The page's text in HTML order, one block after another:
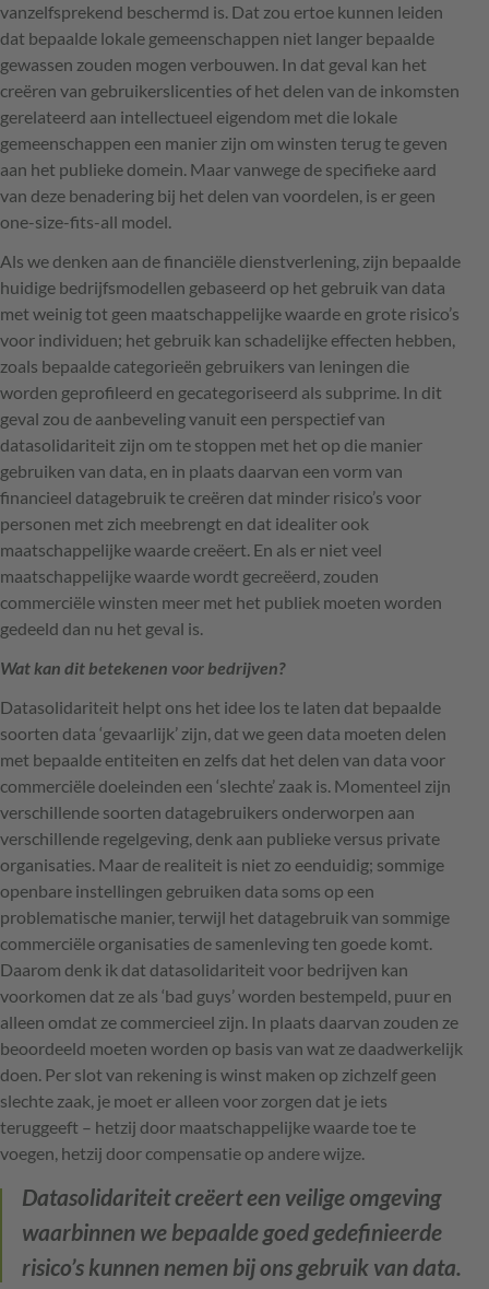
vanzelfsprekend beschermd is. Dat zou ertoe kunnen leiden
dat bepaalde lokale gemeenschappen niet langer bepaalde
gewassen zouden mogen verbouwen. In dat geval kan het
creëren van gebruikerslicenties of het delen van de inkomsten
gerelateerd aan intellectueel eigendom met die lokale
gemeenschappen een manier zijn om winsten terug te geven
aan het publieke domein. Maar vanwege de specifieke aard
van deze benadering bij het delen van voordelen, is er geen
one-size-fits-all model.
Als we denken aan de financiële dienstverlening, zijn bepaalde
huidige bedrijfsmodellen gebaseerd op het gebruik van data
met weinig tot geen maatschappelijke waarde en grote risico’s
voor individuen; het gebruik kan schadelijke effecten hebben,
zoals bepaalde categorieën gebruikers van leningen die
worden geprofileerd en gecategoriseerd als subprime. In dit
geval zou de aanbeveling vanuit een perspectief van
datasolidariteit zijn om te stoppen met het op die manier
gebruiken van data, en in plaats daarvan een vorm van
financieel datagebruik te creëren dat minder risico’s voor
personen met zich meebrengt en dat idealiter ook
maatschappelijke waarde creëert. En als er niet veel
maatschappelijke waarde wordt gecreëerd, zouden
commerciële winsten meer met het publiek moeten worden
gedeeld dan nu het geval is.
Wat kan dit betekenen voor bedrijven?
Datasolidariteit helpt ons het idee los te laten dat bepaalde
soorten data ‘gevaarlijk’ zijn, dat we geen data moeten delen
met bepaalde entiteiten en zelfs dat het delen van data voor
commerciële doeleinden een ‘slechte’ zaak is. Momenteel zijn
verschillende soorten datagebruikers onderworpen aan
verschillende regelgeving, denk aan publieke versus private
organisaties. Maar de realiteit is niet zo eenduidig; sommige
openbare instellingen gebruiken data soms op een
problematische manier, terwijl het datagebruik van sommige
commerciële organisaties de samenleving ten goede komt.
Daarom denk ik dat datasolidariteit voor bedrijven kan
voorkomen dat ze als ‘bad guys’ worden bestempeld, puur en
alleen omdat ze commercieel zijn. In plaats daarvan zouden ze
beoordeeld moeten worden op basis van wat ze daadwerkelijk
doen. Per slot van rekening is winst maken op zichzelf geen
slechte zaak, je moet er alleen voor zorgen dat je iets
teruggeeft – hetzij door maatschappelijke waarde toe te
voegen, hetzij door compensatie op andere wijze.
Datasolidariteit creëert een veilige omgeving
waarbinnen we bepaalde goed gedefinieerde
risico’s kunnen nemen bij ons gebruik van data.